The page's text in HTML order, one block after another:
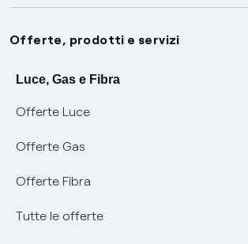
Assistenza
Avvisi
SOS luce e gas
Conciliazioni e risoluzione delle
Negoziazione paritetica
Informazioni Sisma
Servizi
Moduli e documenti
Documenti Fibra
Offerte, prodotti e servizi
Luce, Gas e Fibra
Offerte Luce
Offerte Gas
Offerte Fibra
Tutte le offerte